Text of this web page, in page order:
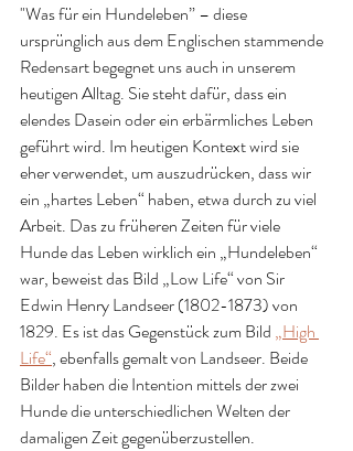
"Was für ein Hundeleben” – diese
ursprünglich aus dem Englischen stammende
Redensart begegnet uns auch in unserem
heutigen Alltag. Sie steht dafür, dass ein
elendes Dasein oder ein erbärmliches Leben
geführt wird. Im heutigen Kontext wird sie
eher verwendet, um auszudrücken, dass wir
ein „hartes Leben“ haben, etwa durch zu viel
Arbeit. Das zu früheren Zeiten für viele
Hunde das Leben wirklich ein „Hundeleben“
war, beweist das Bild „Low Life“ von Sir
Edwin Henry Landseer (1802-1873) von
1829. Es ist das Gegenstück zum Bild „High
Life“, ebenfalls gemalt von Landseer. Beide
Bilder haben die Intention mittels der zwei
Hunde die unterschiedlichen Welten der
damaligen Zeit gegenüberzustellen.